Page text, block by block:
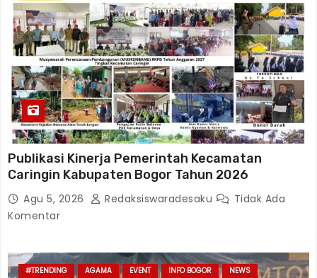
Publikasi Kinerja Pemerintah Kecamatan
Caringin Kabupaten Bogor Tahun 2026
Agu 5, 2026 Redaksiswaradesaku
Tidak Ada
Komentar
#TRENDING AGAMA EVENT INFO BOGOR
NEWS